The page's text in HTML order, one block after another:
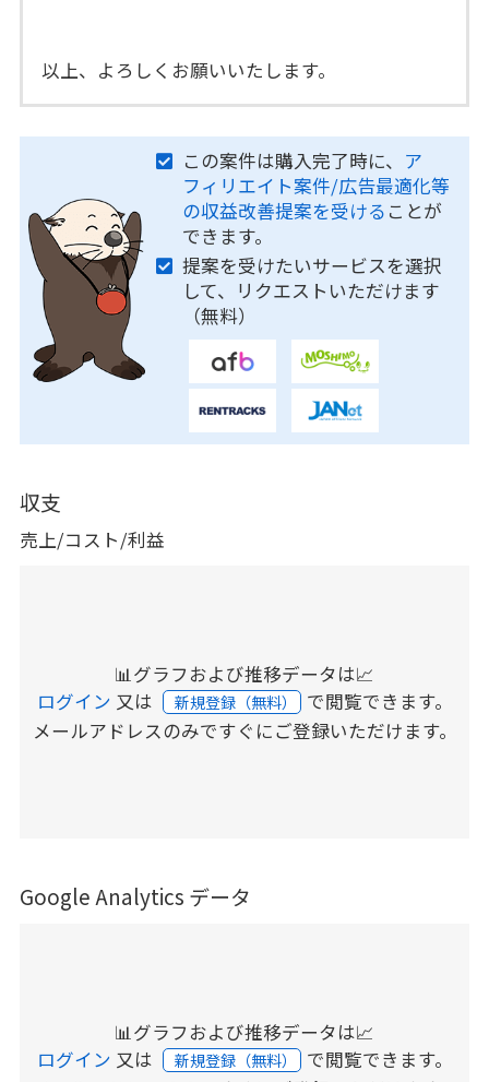
以上、よろしくお願いいたします。
この案件は購入完了時に、 ア
フィリエイト案件/広告最適化等
の収益改善提案を受ける ことが
できます。
提案を受けたいサービスを選択
して、リクエストいただけます
（無料）
収支
売上/コスト/利益
📊グラフおよび推移データは📈
ログイン 又は 新規登録（無料） で閲覧できます。
メールアドレスのみですぐにご登録いただけます。
Google Analytics データ
📊グラフおよび推移データは📈
ログイン 又は 新規登録（無料） で閲覧できます。